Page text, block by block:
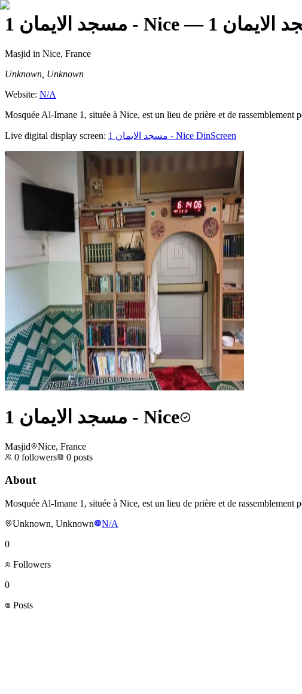
مسجد الايمان 1 - Nice
Masjid in Nice, France
Unknown, Unknown
Website: N/A
Mosquée Al-Imane 1, située à Nice, est un lieu de prière et de
Live digital display screen: مسجد الايمان 1 - Nice DinScreen
مسجد الايمان 1 - Nice
Masjid
Nice, France
0 followers 0 posts
About
Mosquée Al-Imane 1, située à Nice, est un lieu de prière et de
Unknown, Unknown
N/A
0
Followers
0
Posts